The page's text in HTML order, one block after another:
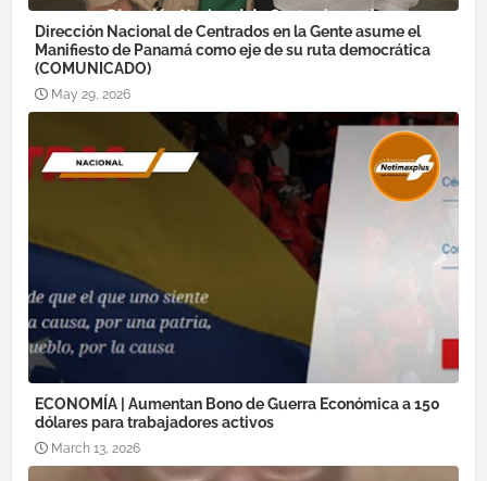
Dirección Nacional de Centrados en la Gente asume el
Manifiesto de Panamá como eje de su ruta democrática
(COMUNICADO)
May 29, 2026
ECONOMÍA | Aumentan Bono de Guerra Económica a 150
dólares para trabajadores activos
March 13, 2026